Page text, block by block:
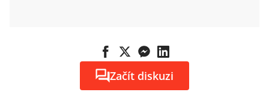
Začít diskuzi